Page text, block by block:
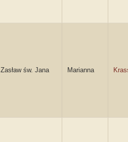
Zasław św. Jana Marianna